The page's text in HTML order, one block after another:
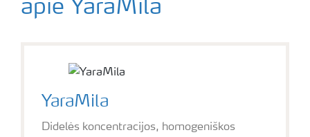
apie YaraMila
YaraMila
Didelės koncentracijos, homogeniškos